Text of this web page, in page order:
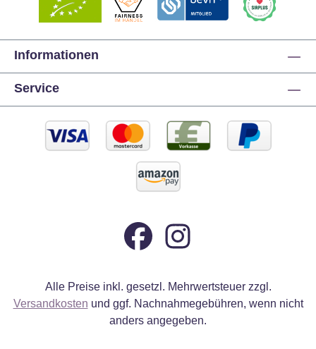
Informationen
Service
Alle Preise inkl. gesetzl. Mehrwertsteuer zzgl.
Versandkosten und ggf. Nachnahmegebühren, wenn nicht
anders angegeben.